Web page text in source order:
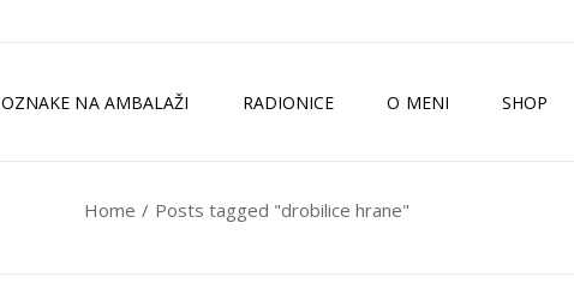
OZNAKE NA AMBALAŽI RADIONICE O MENI
TKO SAM JA?
SHOP
Home Posts tagged "drobilice hrane"